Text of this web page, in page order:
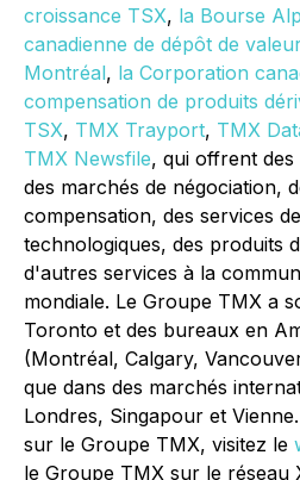
croissance TSX, la Bourse
canadienne de dépôt de
Montréal, la Corporation
compensation de produits
TSX, TMX Trayport, TMX
TMX Newsfile, qui offrent
des marchés de négociation,
compensation, des services
technologiques, des produits
d'autres services à la
mondiale. Le Groupe TMX a
Toronto et des bureaux en
(Montréal, Calgary,
que dans des marchés
Londres, Singapour et
sur le Groupe TMX, visitez le
le Groupe TMX sur le réseau